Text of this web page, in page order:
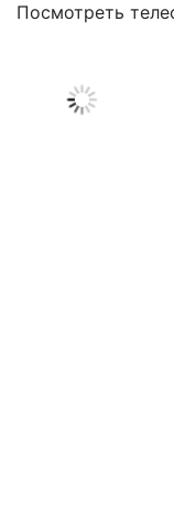
Посмотреть